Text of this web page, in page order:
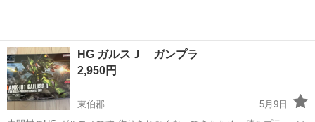
HG ガルスＪ ガンプラ
2,950円
東伯郡
5月9日